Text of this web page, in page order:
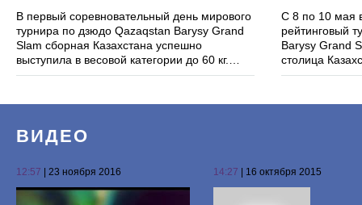
В первый соревновательный день мирового
турнира по дзюдо Qazaqstan Barysy Grand
Slam сборная Казахстана успешно
выступила в весовой категории до 60 кг.…
С 8 по 10 мая
рейтинговый
Barysy Grand
столица
ВИДЕО
12:57 | 23 ноября 2016 14:27 | 16 октября 2015